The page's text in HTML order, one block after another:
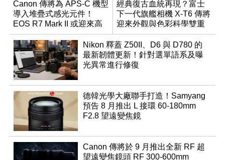
Canon 傳將為 APS-C 機型
導入堆疊式感光元件！
EOS R7 Mark II 或迎來高
速讀出升級
經典復古血統再現？富士
下一代旗艦相機 X-T6 傳將
迎來外觀與色彩科學雙重
優化
Nikon 釋蓋 Z50II、D6 與 D780 的
最新韌體更新！針對選單語系及曝
光異常進行修復
德韓光學大廠聯手打造！Samyang
預告 8 月推出 L 接環 60-180mm
F2.8 望遠變焦鏡
Canon 傳將於 9 月推出全新 RF 超
望遠變焦鏡頭 RF 300-600mm